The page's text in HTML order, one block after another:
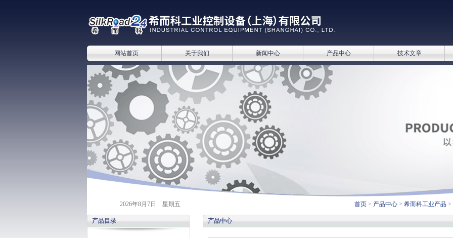
网站首页 关于我们 新闻中心 产品中心 技术文章
2026年8月7日 星期五 首页 > 产品中心 > 希而科工业产品 >
产品目录 产品中心